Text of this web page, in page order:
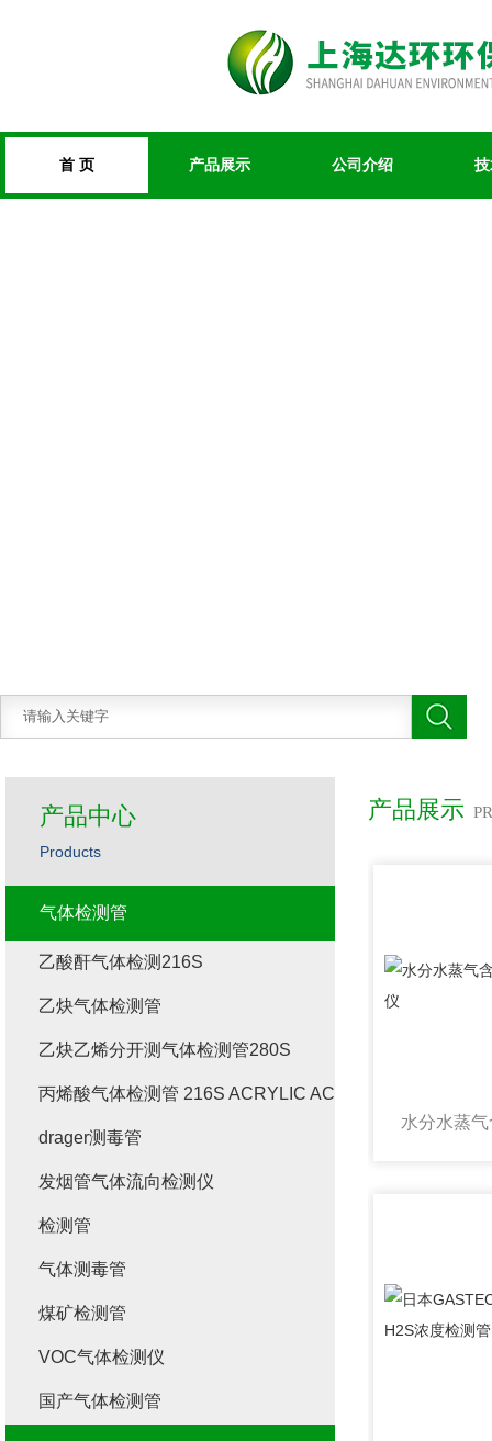
首 页 产品展示 公司介绍
产品展示
产品中心
Products
气体检测管
乙酸酐气体检测216S
乙炔气体检测管
乙炔乙烯分开测气体检测管280S
丙烯酸气体检测管 216S ACRYLIC ACID
drager测毒管
发烟管气体流向检测仪
检测管
气体测毒管
煤矿检测管
VOC气体检测仪
国产气体检测管